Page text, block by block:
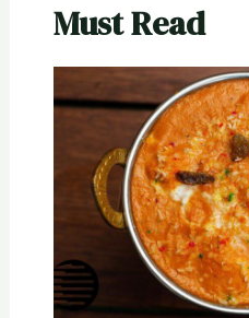
Must Read